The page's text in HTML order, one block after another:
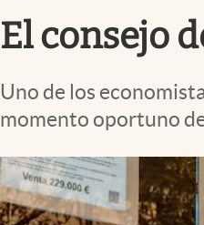
Clima
Mediakit
abre en nueva pestaña
El consejo
Uno de los
momento oportuno